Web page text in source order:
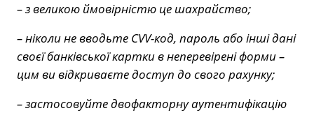
– з великою ймовірністю це шахрайство;
– ніколи не вводьте CVV-код, пароль або інші дані
своєї банківської картки в неперевірені форми –
цим ви відкриваєте доступ до свого рахунку;
– застосовуйте двофакторну аутентифікацію